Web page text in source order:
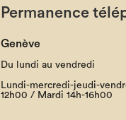
Permanence
Genève
Du lundi au vendredi
Lundi-mercredi-jeudi-
12h00 / Mardi 14h-16h00